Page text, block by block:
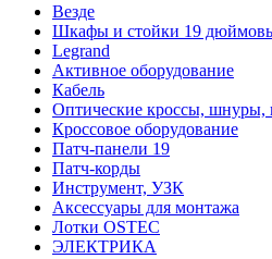
Везде
Шкафы и стойки 19
Legrand
Активное оборудование
Кабель
Оптические кроссы, шнуры,
Кроссовое оборудование
Патч-панели 19
Патч-корды
Инструмент, УЗК
Аксессуары для монтажа
Лотки OSTEC
ЭЛЕКТРИКА